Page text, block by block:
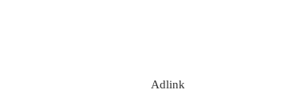
Adlink